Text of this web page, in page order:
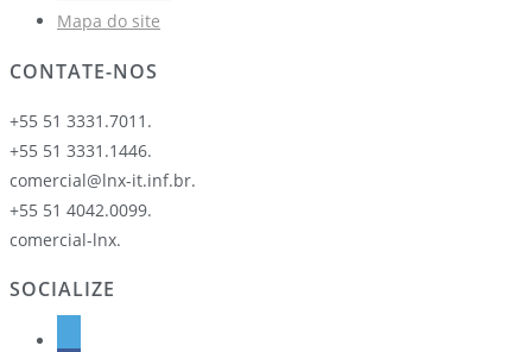
Mapa do site
CONTATE-NOS
+55 51 3331.7011.
+55 51 3331.1446.
comercial@lnx-it.inf.br.
+55 51 4042.0099.
comercial-lnx.
SOCIALIZE